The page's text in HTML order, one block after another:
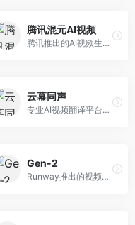
腾讯混元AI视频
腾讯推出的AI视频生成工具，基于混元大模型。面向腾讯生态用户和内容创作者，支持文生视频、视频编辑等功能，与腾讯产品生态深度整合。
云幕同声
专业AI视频翻译平台，支持视频多语言配音和字幕生成。面向跨境电商和内容出海从业者，提供视频翻译、配音、字幕生成等服务，多语言支持完善。
Gen-2
Runway推出的视频生成模型，专注于文生视频和视频风格转换。面向影视制作人和创意工作者，支持文本到视频、图像到视频等多种生成模式，视频质量专业级。